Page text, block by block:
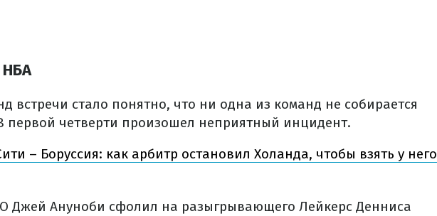
НБА
встречи стало понятно, что ни одна из команд не собирается
первой четверти произошел неприятный инцидент.
– Боруссия: как арбитр остановил Холанда, чтобы взять у него
Джей Ануноби сфолил на разыгрывающего Лейкерс Денниса